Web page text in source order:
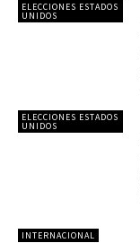
ELECCIONES ESTADOS
UNIDOS
ELECCIONES ESTADOS
UNIDOS
INTERNACIONAL